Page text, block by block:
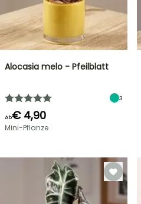
Alocasia melo - Pfeilblatt
3
Ab€ 4,90
Mini-Pflanze